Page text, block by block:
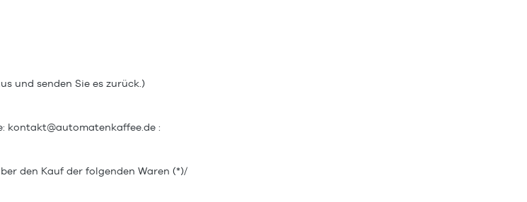
und senden Sie es zurück.)
kontakt@automatenkaffee.de :
den Kauf der folgenden Waren (*)/